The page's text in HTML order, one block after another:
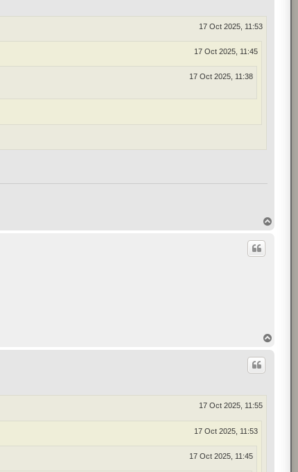
17 Oct 2025, 11:53
17 Oct 2025, 11:45
17 Oct 2025, 11:38
17 Oct 2025, 11:55
17 Oct 2025, 11:53
17 Oct 2025, 11:45